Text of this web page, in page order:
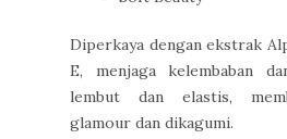
Diperkaya dengan ekstrak
E, menjaga kelembaban
lembut dan elastis,
glamour dan dikagumi.